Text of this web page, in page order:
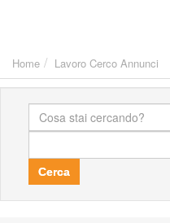
Home Lavoro Cerco Annunci
Cerca